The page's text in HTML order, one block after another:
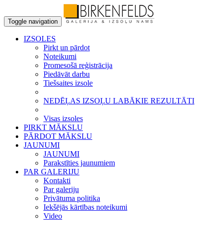
Toggle navigation
IZSOLES
Pirkt un pārdot
Noteikumi
Promesošā reģistrācija
Piedāvāt darbu
Tiešsaites izsole
NEDĒĻAS IZSOĻU LABĀKIE REZULTĀTI
Visas izsoles
PIRKT MĀKSLU
PĀRDOT MĀKSLU
JAUNUMI
JAUNUMI
Parakstīties jaunumiem
PAR GALERIJU
Kontakti
Par galeriju
Privātuma politika
Iekšējās kārtības noteikumi
Video